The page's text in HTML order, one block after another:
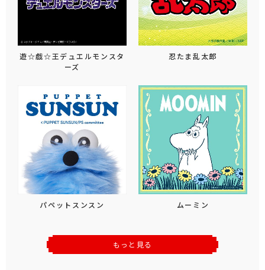
遊☆戯☆王デュエルモンスタ
ーズ
忍たま乱太郎
パペットスンスン ムーミン
もっと見る